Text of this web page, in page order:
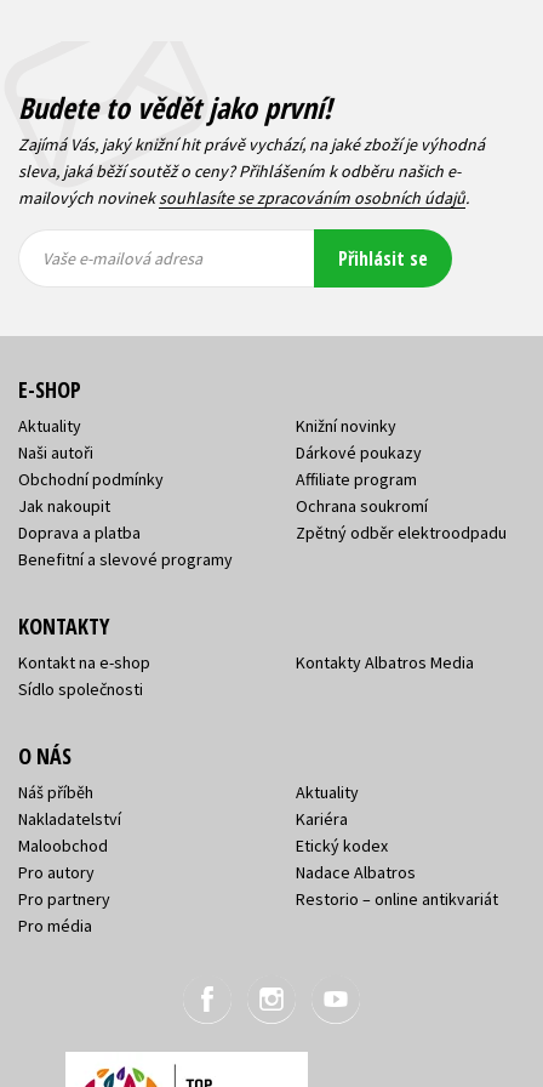
Budete to vědět jako první!
Zajímá Vás, jaký knižní hit právě vychází, na jaké zboží je výhodná
sleva, jaká běží soutěž o ceny? Přihlášením k odběru našich e-
mailových novineksouhlasíte se zpracováním osobních údajů.
mailová
mailová
Vaše e-mailová adresa Přihlásit se
E-SHOP
Aktuality
Naši autoři
Obchodní podmínky
Jak nakoupit
Doprava a platba
Benefitní a slevové programy
Knižní novinky
Dárkové poukazy
Affiliate program
Ochrana soukromí
Zpětný odběr elektroodpadu
KONTAKTY
Kontakt na e-shop
Sídlo společnosti
Kontakty Albatros Media
O NÁS
Náš příběh
Nakladatelství
Maloobchod
Pro autory
Pro partnery
Pro média
Aktuality
Kariéra
Etický kodex
Nadace Albatros
Restorio – online antikvariát